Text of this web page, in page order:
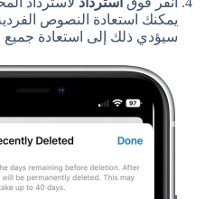
يمكنك استعادة النصوص
سيؤدي ذلك إلى استعادة جميع